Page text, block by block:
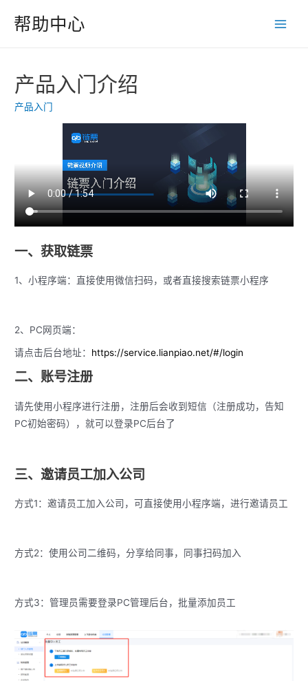
帮助中心
产品入门介绍
产品入门
一、获取链票
1、小程序端：直接使用微信扫码，或者直接搜索链票小程序
2、PC网页端：
请点击后台地址： https://service.lianpiao.net/#/login
二、账号注册
请先使用小程序进行注册，注册后会收到短信（注册成功，告知
PC初始密码），就可以登录PC后台了
三、邀请员工加入公司
方式1：邀请员工加入公司，可直接使用小程序端，进行邀请员工
方式2：使用公司二维码，分享给同事，同事扫码加入
方式3：管理员需要登录PC管理后台，批量添加员工